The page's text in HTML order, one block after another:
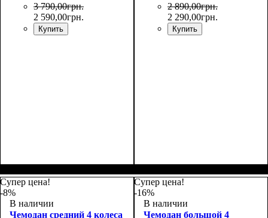
3 790,00грн.
2 590,00грн.
Купить
75х50х30
2 890,00грн.
2 290,00грн.
Купить
55х36х20
Супер цена!
-8%
В наличии
Чемодан средний 4 колеса
Супер цена!
-16%
В наличии
Чемодан большой 4